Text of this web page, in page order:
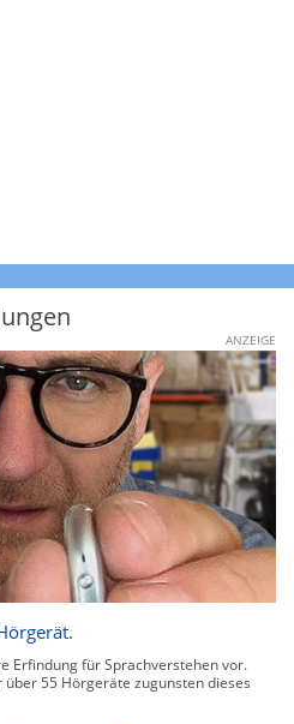
ANZEIGE
Erfindung für Sprachverstehen vor.
55 Hörgeräte zugunsten dieses